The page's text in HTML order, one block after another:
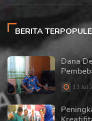
BERITA
Dana
13 Jul